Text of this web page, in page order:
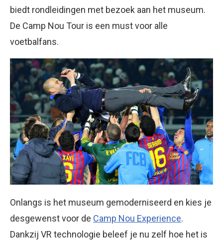
biedt rondleidingen met bezoek aan het museum.
De Camp Nou Tour is een must voor alle
voetbalfans.
Onlangs is het museum gemoderniseerd en kies je
desgewenst voor de Camp Nou Experience.
Dankzij VR technologie beleef je nu zelf hoe het is